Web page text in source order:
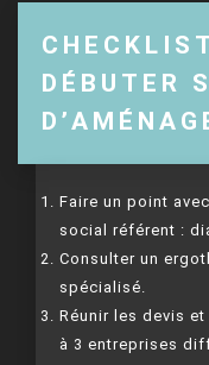
DÉBUTER
Faire un point
social référent :
Consulter un
spécialisé.
Réunir les devis et
à 3 entreprises